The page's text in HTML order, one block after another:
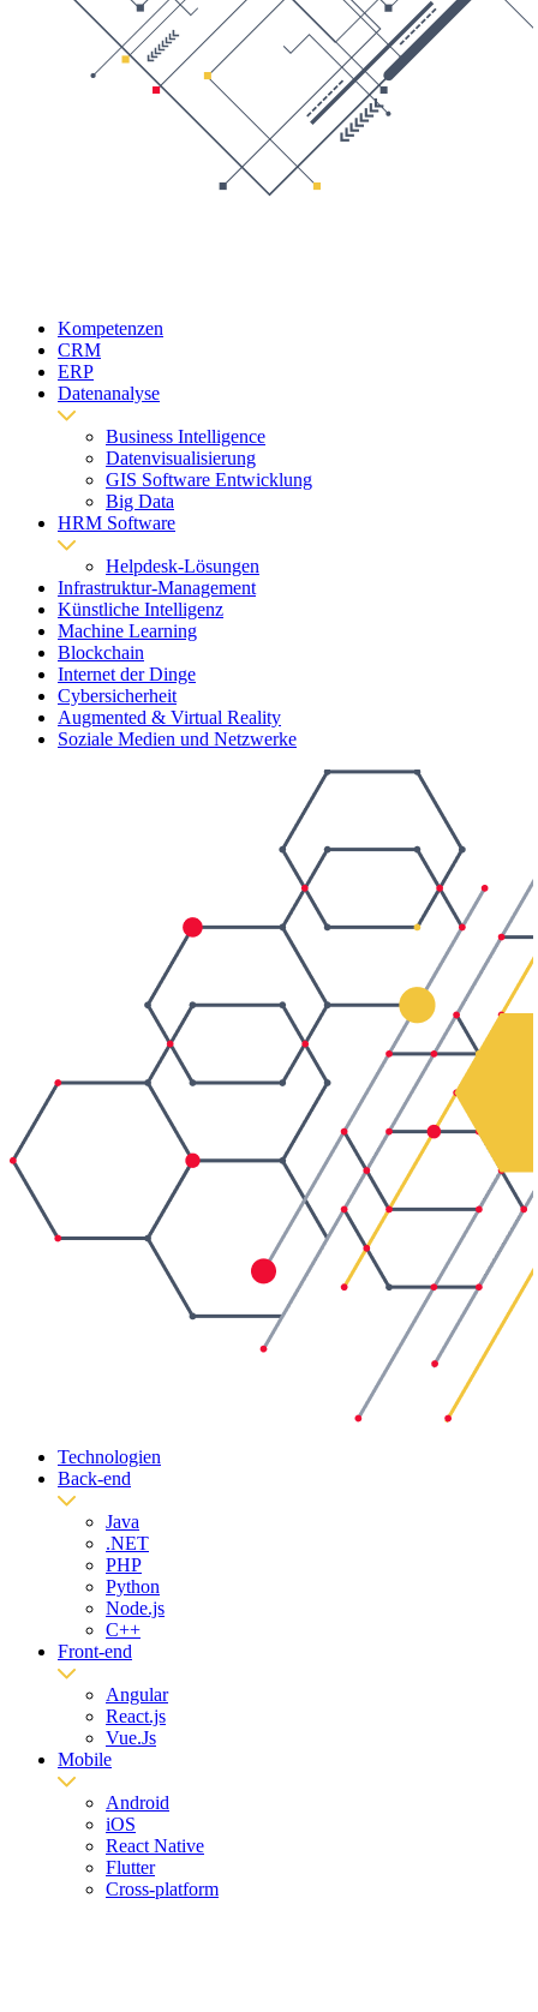
Kompetenzen
CRM
ERP
Datenanalyse
Business Intelligence
Datenvisualisierung
GIS Software Entwicklung
Big Data
HRM Software
Helpdesk-Lösungen
Infrastruktur-Management
Künstliche Intelligenz
Machine Learning
Blockchain
Internet der Dinge
Cybersicherheit
Augmented & Virtual Reality
Soziale Medien und Netzwerke
Technologien
Back-end
Java
.NET
PHP
Python
Node.js
C++
Front-end
Angular
React.js
Vue.Js
Mobile
Android
iOS
React Native
Flutter
Cross-platform